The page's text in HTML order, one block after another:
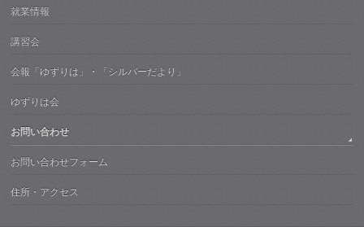
就業情報
講習会
会報「ゆずりは」・「シルバーだより」
ゆずりは会
お問い合わせ
お問い合わせフォーム
住所・アクセス